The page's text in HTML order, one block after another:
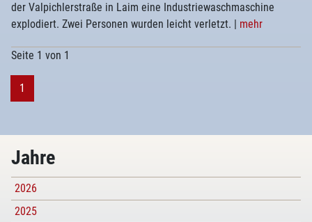
der Valpichlerstraße in Laim eine Industriewaschmaschine
explodiert. Zwei Personen wurden leicht verletzt. | mehr
Seite 1 von 1
1
Jahre
2026
2025